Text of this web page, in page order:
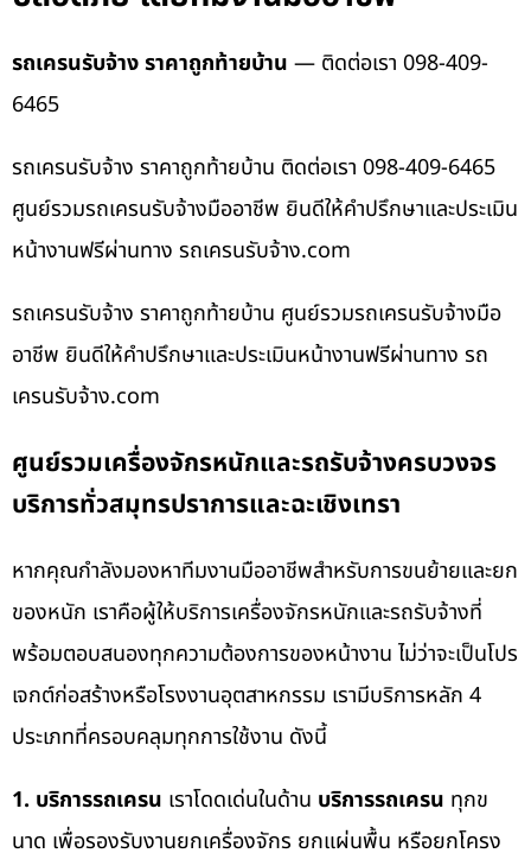
รถเครนรับจ้าง ราคาถูกท้ายบ้าน — ติดต่อเรา 098-409-
6465
รถเครนรับจ้าง ราคาถูกท้ายบ้าน ติดต่อเรา 098-409-6465
ศูนย์รวมรถเครนรับจ้างมืออาชีพ ยินดีให้คำปรึกษาและประเมิน
หน้างานฟรีผ่านทาง รถเครนรับจ้าง.com
รถเครนรับจ้าง ราคาถูกท้ายบ้าน ศูนย์รวมรถเครนรับจ้างมือ
อาชีพ ยินดีให้คำปรึกษาและประเมินหน้างานฟรีผ่านทาง รถ
เครนรับจ้าง.com
ศูนย์รวมเครื่องจักรหนักและรถรับจ้างครบวงจร
บริการทั่วสมุทรปราการและฉะเชิงเทรา
หากคุณกำลังมองหาทีมงานมืออาชีพสำหรับการขนย้ายและยก
ของหนัก เราคือผู้ให้บริการเครื่องจักรหนักและรถรับจ้างที่
พร้อมตอบสนองทุกความต้องการของหน้างาน ไม่ว่าจะเป็นโปร
เจกต์ก่อสร้างหรือโรงงานอุตสาหกรรม เรามีบริการหลัก 4
ประเภทที่ครอบคลุมทุกการใช้งาน ดังนี้
1. บริการรถเครน เราโดดเด่นในด้าน บริการรถเครน ทุกข
นาด เพื่อรองรับงานยกเครื่องจักร ยกแผ่นพื้น หรือยกโครง